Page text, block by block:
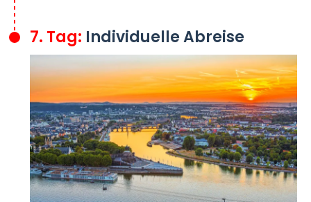
7. Tag: Individuelle Abreise